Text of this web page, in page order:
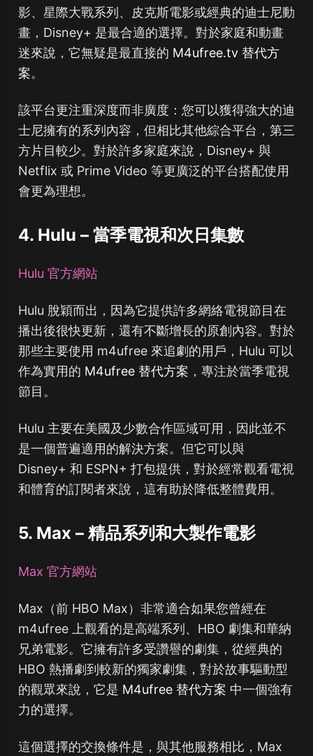
影、星際大戰系列、皮克斯電影或經典的迪士尼動
畫，Disney+ 是最合適的選擇。對於家庭和動畫
迷來說，它無疑是最直接的 M4ufree.tv 替代方
案。
該平台更注重深度而非廣度：您可以獲得強大的迪
士尼擁有的系列內容，但相比其他綜合平台，第三
方片目較少。對於許多家庭來說，Disney+ 與
Netflix 或 Prime Video 等更廣泛的平台搭配使用
會更為理想。
4. Hulu – 當季電視和次日集數
Hulu 官方網站
Hulu 脫穎而出，因為它提供許多網絡電視節目在
播出後很快更新，還有不斷增長的原創內容。對於
那些主要使用 m4ufree 來追劇的用戶，Hulu 可以
作為實用的 M4ufree 替代方案 ，專注於當季電視
節目。
Hulu 主要在美國及少數合作區域可用，因此並不
是一個普遍適用的解決方案。但它可以與
Disney+ 和 ESPN+ 打包提供，對於經常觀看電視
和體育的訂閱者來說，這有助於降低整體費用。
5. Max – 精品系列和大製作電影
Max 官方網站
Max（前 HBO Max）非常適合如果您曾經在
m4ufree 上觀看的是高端系列、HBO 劇集和華納
兄弟電影。它擁有許多受讚譽的劇集，從經典的
HBO 熱播劇到較新的獨家劇集，對於故事驅動型
的觀眾來說，它是 M4ufree 替代方案 中一個強有
力的選擇。
這個選擇的交換條件是，與其他服務相比，Max